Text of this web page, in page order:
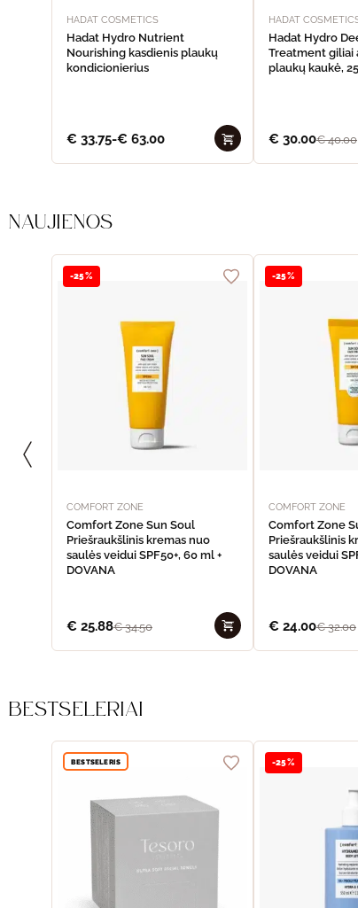
HADAT COSMETICS
Hadat Hydro Nutrient
Nourishing kasdienis plaukų
kondicionierius
€ 33.75-€ 63.00
HADAT
Hadat Hydro
Treatment giliai
plaukų kaukė,
€ 30.00€40.00
NAUJIENOS
-25%
COMFORT ZONE
Comfort Zone Sun Soul
Priešraukšlinis kremas nuo
saulės veidui SPF50+, 60 ml +
DOVANA
€ 25.88€34.50
-25%
COMFORT ZONE
Comfort Zone
Priešraukšlinis
saulės veidui
DOVANA
€ 24.00€32.00
BESTSELERIAI
BESTSELERIS -25%